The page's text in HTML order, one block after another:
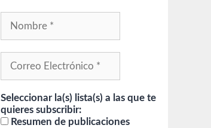
Seleccionar la(s) lista(s) a las que te
quieres subscribir:
Resumen de publicaciones